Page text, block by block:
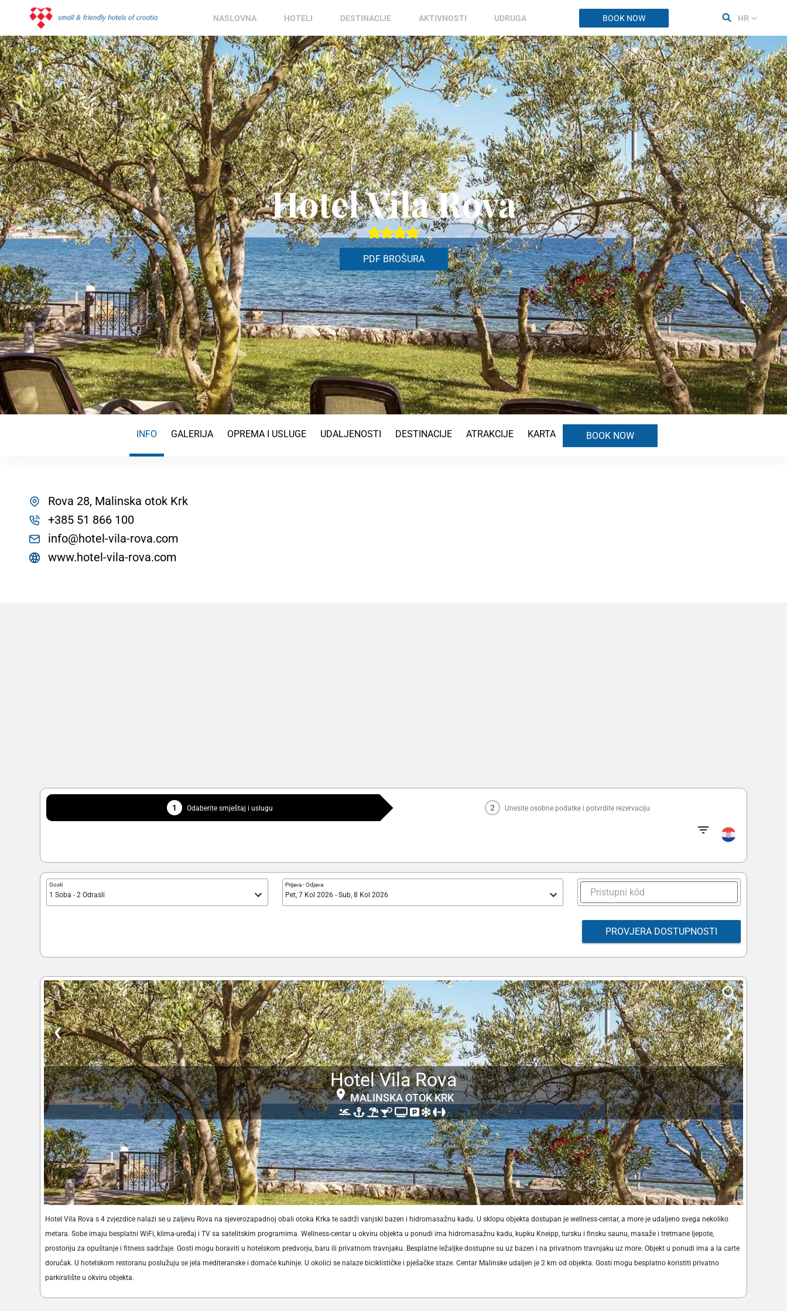
NASLOVNA HOTELI DESTINACIJE AKTIVNOSTI UDRUGA BOOK NOW HR
Hotel Vila Rova
PDF BROŠURA
INFO GALERIJA OPREMA I USLUGE UDALJENOSTI DESTINACIJE ATRAKCIJE KARTA BOOK NOW
Rova 28, Malinska otok Krk
+385 51 866 100
info@hotel-vila-rova.com
www.hotel-vila-rova.com
1 Odaberite smještaj i uslugu 2 Unesite osobne podatke i potvrdite rezervaciju
Gosti
1 Soba - 2 Odrasli
Prijava-Odjava
Pet, 7 Kol 2026 - Sub, 8 Kol 2026
PROVJERA DOSTUPNOSTI
❮ ❯
Hotel Vila Rova
MALINSKA OTOK KRK
Hotel Vila Rova s 4 zvjezdice nalazi se u zaljevu Rova na sjeverozapadnoj obali otoka Krka te sadrži vanjski bazen i hidromasažnu kadu. U sklopu objekta dostupan je wellness-centar, a more je udaljeno svega nekoliko
metara. Sobe imaju besplatni WiFi, klima-uređaj i TV sa satelitskim programima. Wellness-centar u okviru objekta u ponudi ima hidromasažnu kadu, kupku Kneipp, tursku i finsku saunu, masaže i tretmane ljepote,
prostoriju za opuštanje i fitness sadržaje. Gosti mogu boraviti u hotelskom predvorju, baru ili privatnom travnjaku. Besplatne ležaljke dostupne su uz bazen i na privatnom travnjaku uz more. Objekt u ponudi ima a la carte
doručak. U hotelskom restoranu poslužuju se jela mediteranske i domaće kuhinje. U okolici se nalaze biciklističke i pješačke staze. Centar Malinske udaljen je 2 km od objekta. Gosti mogu besplatno koristiti privatno
parkiralište u okviru objekta.